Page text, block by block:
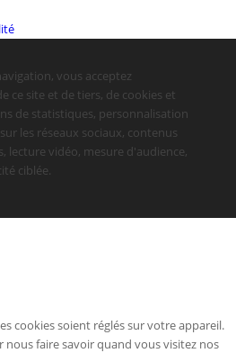
vous acceptez
ce site et de tiers, de cookies et
de statistiques, personnalisation
les réseaux sociaux, contenus
lecture vidéo, mesure d'audience,
ciblée.
cookies soient réglés sur votre appareil.
faire savoir quand vous visitez nos